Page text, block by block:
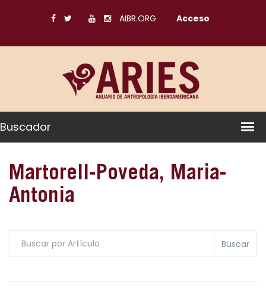
AIBR.ORG Acceso
Buscador
Martorell-Poveda, Maria-
Antonia
Buscar